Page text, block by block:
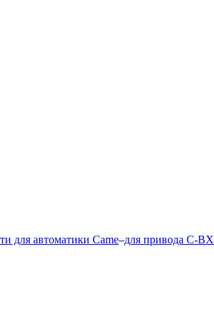
для автоматики Came–для привода C-BX